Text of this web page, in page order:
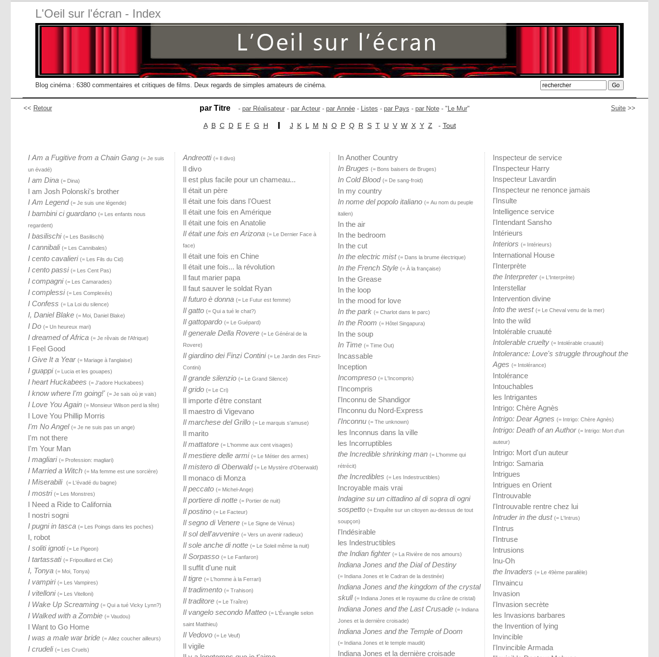
L'Oeil sur l'écran - Index
Blog cinéma : 6380 commentaires et critiques de films. Deux regards de simples amateurs de cinéma.
<< Retour Suite >>
par Titre - par Réalisateur- par Acteur- par Année- Listes - par Pays - par Note- " Le Mur"
A B C D E F G H I J K L M N O P Q R S T U V W X Y Z - Tout
I Am a Fugitive from a Chain Gang (= Je suis
un évadé)
I am Dina (= Dina)
I am Josh Polonski's brother
I Am Legend (= Je suis une légende)
I bambini ci guardano (= Les enfants nous
regardent)
I basilischi (= Les Basilischi)
I cannibali (= Les Cannibales)
I cento cavalieri (= Les Fils du Cid)
I cento passi (= Les Cent Pas)
I compagni (= Les Camarades)
I complessi (= Les Complexés)
I Confess (= La Loi du silence)
I, Daniel Blake (= Moi, Daniel Blake)
I Do (= Un heureux mari)
I dreamed of Africa (= Je rêvais de l'Afrique)
I Feel Good
I Give It a Year (= Mariage à l'anglaise)
I guappi (= Lucia et les gouapes)
I heart Huckabees (= J'adore Huckabees)
I know where I'm going!' (= Je sais où je vais)
I Love You Again (= Monsieur Wilson perd la tête)
I Love You Phillip Morris
I'm No Angel (= Je ne suis pas un ange)
I'm not there
I'm Your Man
I magliari (= Profession: magliari)
I Married a Witch (= Ma femme est une sorcière)
I Miserabili (= L'évadé du bagne)
I mostri (= Les Monstres)
I Need a Ride to California
I nostri sogni
I pugni in tasca (= Les Poings dans les poches)
I, robot
I soliti ignoti (= Le Pigeon)
I tartassati (= Fripouillard et Cie)
I, Tonya (= Moi, Tonya)
I vampiri (= Les Vampires)
I vitelloni (= Les Vitelloni)
I Wake Up Screaming (= Qui a tué Vicky Lynn?)
I Walked with a Zombie (= Vaudou)
I Want to Go Home
I was a male war bride (= Allez coucher ailleurs)
I crudeli (= Les Cruels)
Andreotti (= Il divo)
Il divo
Il est plus facile pour un chameau...
Il était un père
Il était une fois dans l'Ouest
Il était une fois en Amérique
Il était une fois en Anatolie
Il était une fois en Arizona (= Le Dernier Face à
face)
Il était une fois en Chine
Il était une fois... la révolution
Il faut marier papa
Il faut sauver le soldat Ryan
Il futuro è donna (= Le Futur est femme)
Il gatto (= Qui a tué le chat?)
Il gattopardo (= Le Guépard)
Il generale Della Rovere (= Le Général de la
Rovere)
Il giardino dei Finzi Contini (= Le Jardin des Finzi-
Contini)
Il grande silenzio (= Le Grand Silence)
Il grido (= Le Cri)
Il importe d'être constant
Il maestro di Vigevano
Il marchese del Grillo (= Le marquis s'amuse)
Il marito
Il mattatore (= L'homme aux cent visages)
Il mestiere delle armi (= Le Métier des armes)
Il mistero di Oberwald (= Le Mystère d'Oberwald)
Il monaco di Monza
Il peccato (= Michel-Ange)
Il portiere di notte (= Portier de nuit)
Il postino (= Le Facteur)
Il segno di Venere (= Le Signe de Vénus)
Il sol dell'avvenire (= Vers un avenir radieux)
Il sole anche di notte (= Le Soleil même la nuit)
Il Sorpasso (= Le Fanfaron)
Il suffit d'une nuit
Il tigre (= L'homme à la Ferrari)
Il tradimento (= Trahison)
Il traditore (= Le Traître)
Il vangelo secondo Matteo (= L'Évangile selon
saint Matthieu)
Il Vedovo (= Le Veuf)
Il vigile
In Another Country
In Bruges (= Bons baisers de Bruges)
In Cold Blood (= De sang-froid)
In my country
In nome del popolo italiano (= Au nom du peuple
italien)
In the air
In the bedroom
In the cut
In the electric mist (= Dans la brume électrique)
In the French Style (= À la française)
In the Grease
In the loop
In the mood for love
In the park (= Charlot dans le parc)
In the Room (= Hôtel Singapura)
In the soup
In Time (= Time Out)
Incassable
Inception
Incompreso (= L'Incompris)
l'Incompris
l'Inconnu de Shandigor
l'Inconnu du Nord-Express
l'Inconnu (= The unknown)
les Inconnus dans la ville
les Incorruptibles
the Incredible shrinking man (= L'homme qui
rétrécit)
the Incredibles (= Les Indestructibles)
Incroyable mais vrai
Indagine su un cittadino al di sopra di ogni
sospetto (= Enquête sur un citoyen au-dessus de tout
soupçon)
l'Indésirable
les Indestructibles
the Indian fighter (= La Rivière de nos amours)
Indiana Jones and the Dial of Destiny
(= Indiana Jones et le Cadran de la destinée)
Indiana Jones and the kingdom of the crystal
skull (= Indiana Jones et le royaume du crâne de cristal)
Indiana Jones and the Last Crusade (= Indiana
Jones et la dernière croisade)
Indiana Jones and the Temple of Doom
(= Indiana Jones et le temple maudit)
Indiana Jones et la dernière croisade
Inspecteur de service
l'Inspecteur Harry
Inspecteur Lavardin
l'Inspecteur ne renonce jamais
l'Insulte
Intelligence service
l'Intendant Sansho
Intérieurs
Interiors (= Intérieurs)
International House
l'Interprète
the Interpreter (= L'Interprète)
Interstellar
Intervention divine
Into the west (= Le Cheval venu de la mer)
Into the wild
Intolérable cruauté
Intolerable cruelty (= Intolérable cruauté)
Intolerance: Love's struggle throughout the
Ages (= Intolérance)
Intolérance
Intouchables
les Intrigantes
Intrigo: Chère Agnès
Intrigo: Dear Agnes (= Intrigo: Chère Agnès)
Intrigo: Death of an Author (= Intrigo: Mort d'un
auteur)
Intrigo: Mort d'un auteur
Intrigo: Samaria
Intrigues
Intrigues en Orient
l'Introuvable
l'Introuvable rentre chez lui
Intruder in the dust (= L'Intrus)
l'Intrus
l'Intruse
Intrusions
Inu-Oh
the Invaders (= Le 49ème parallèle)
l'Invaincu
Invasion
l'Invasion secrète
les Invasions barbares
the Invention of lying
Invincible
l'Invincible Armada